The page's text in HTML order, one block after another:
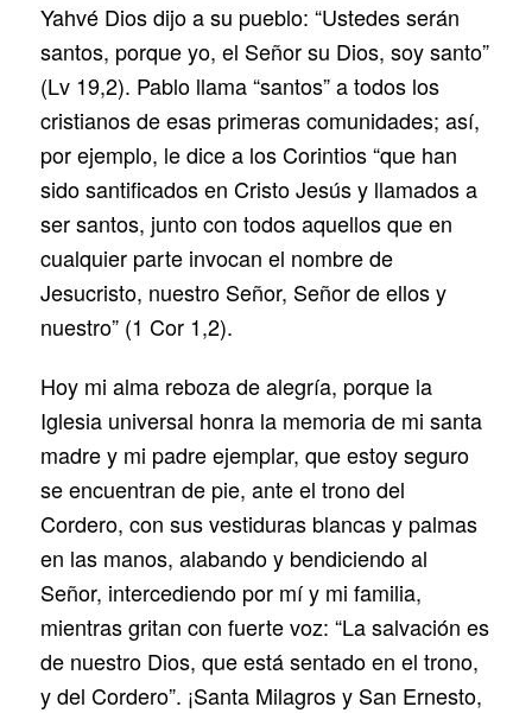
Yahvé Dios dijo a su pueblo: “Ustedes serán
santos, porque yo, el Señor su Dios, soy santo”
(Lv 19,2). Pablo llama “santos” a todos los
cristianos de esas primeras comunidades; así,
por ejemplo, le dice a los Corintios “que han
sido santificados en Cristo Jesús y llamados a
ser santos, junto con todos aquellos que en
cualquier parte invocan el nombre de
Jesucristo, nuestro Señor, Señor de ellos y
nuestro” (1 Cor 1,2).
Hoy mi alma reboza de alegría, porque la
Iglesia universal honra la memoria de mi santa
madre y mi padre ejemplar, que estoy seguro
se encuentran de pie, ante el trono del
Cordero, con sus vestiduras blancas y palmas
en las manos, alabando y bendiciendo al
Señor, intercediendo por mí y mi familia,
mientras gritan con fuerte voz: “La salvación es
de nuestro Dios, que está sentado en el trono,
y del Cordero”. ¡Santa Milagros y San Ernesto,